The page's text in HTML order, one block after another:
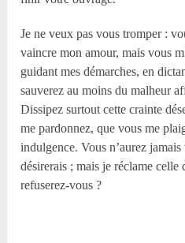
Je ne veux pas vous tromper :
vaincre mon amour, mais vous
guidant mes démarches, en
sauverez au moins du malheur
Dissipez surtout cette crainte
me pardonnez, que vous me
indulgence. Vous n’aurez
désirerais ; mais je réclame celle
refuserez-vous ?